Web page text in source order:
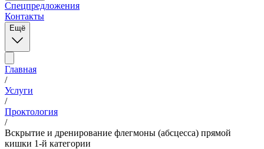
Спецпредложения
Контакты
Ещё
Главная
/
Услуги
/
Проктология
/
Вскрытие и дренирование флегмоны (абсцесса) прямой
кишки 1-й категории